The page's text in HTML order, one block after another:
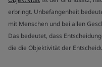
erbringt. Unbefangenheit
mit Menschen und bei allen
Das bedeutet, dass
die die Objektivität der